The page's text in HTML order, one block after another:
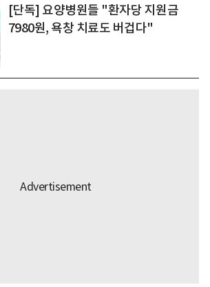
[단독] 요양병원들 "환자당 지원금
7980원, 욕창 치료도 버겁다"